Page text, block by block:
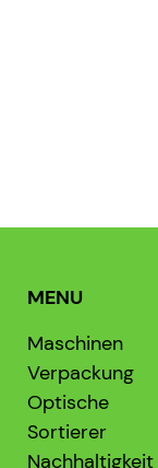
MENU
Maschinen
Verpackung
Optische
Sortierer
Nachhaltigkeit